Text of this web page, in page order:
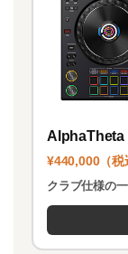
AlphaTheta
¥440,000（税
クラブ仕様の